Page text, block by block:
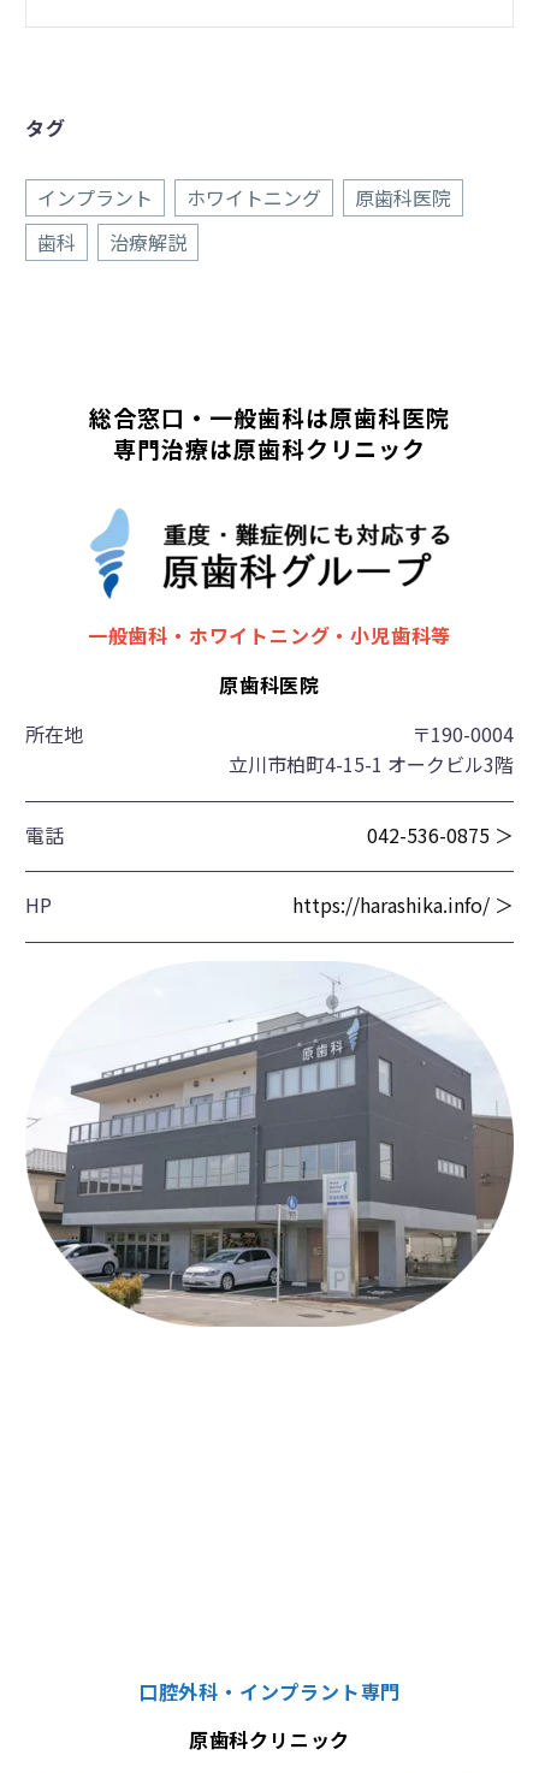
タグ
インプラント ホワイトニング
原歯科医院
歯科
治療解説
総合窓口・一般歯科は原歯科医院
専門治療は原歯科クリニック
一般歯科・ホワイトニング・小児歯科等
原歯科医院
所在地
〒190-0004
立川市柏町4-15-1 オークビル3階
電話 042-536-0875 ＞
HP https://harashika.info/ ＞
口腔外科・インプラント専門
原歯科クリニック